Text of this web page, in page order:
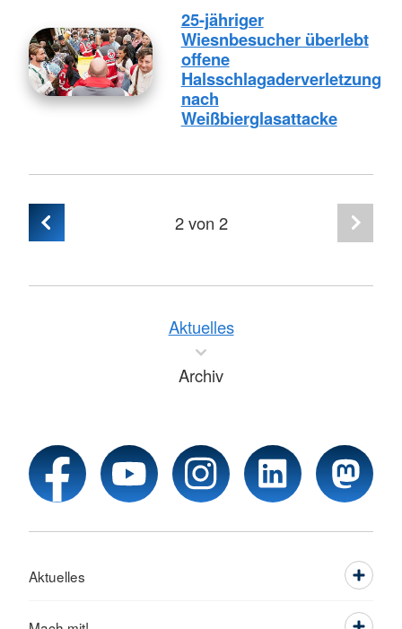
25-jähriger
Wiesnbesucher überlebt
offene
Halsschlagaderverletzung
nach
Weißbierglasattacke
2von 2
Aktuelles
Archiv
Aktuelles